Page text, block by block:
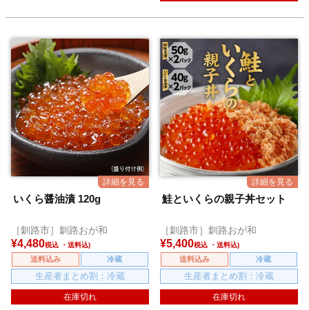
いくら醤油漬 120g
［釧路市］釧路おが和
¥4,480税込
送料込み 冷蔵
生産者まとめ割：冷蔵
在庫切れ
鮭といくらの親子丼セット
［釧路市］釧路おが和
¥5,400税込
送料込み 冷蔵
生産者まとめ割：冷蔵
在庫切れ